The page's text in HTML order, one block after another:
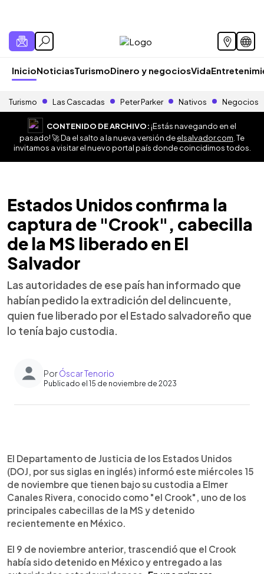
InicioNoticiasTurismoDinero y negociosVida
Turismo Las Cascadas Peter Parker Nativos Negocios
CONTENIDO DE ARCHIVO:¡Estás navegando en el
pasado! 🚀 Da el salto a la nueva versión deelsalvador.com . Te
invitamos a visitar el nuevo portal país donde coincidimos todos.
Estados Unidos confirma la
captura de "Crook", cabecilla
de la MS liberado en El
Salvador
Las autoridades de ese país han informado que
habían pedido la extradición del delincuente,
quien fue liberado por el Estado salvadoreño que
lo tenía bajo custodia.
PorÓscar Tenorio
Publicado el 15 de noviembre de 2023
Escuchar artículo
El Departamento de Justicia de los Estados Unidos
(DOJ, por sus siglas en inglés) informó este miércoles 15
de noviembre que tienen bajo su custodia a Elmer
Canales Rivera, conocido como "el Crook", uno de los
principales cabecillas de la MS y detenido
recientemente en México.
El 9 de noviembre anterior, trascendió que el Crook
había sido detenido en México y entregado a las